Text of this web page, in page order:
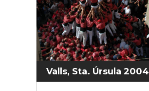
Valls, Sta. Úrsula 2004